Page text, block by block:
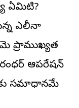
ఏమిటి?
ఎలీనా
ప్రాముఖ్యత
ఆపరేషన్
సమాధానమే